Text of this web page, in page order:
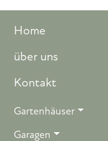
Home
über uns
Kontakt
Gartenhäuser
Garagen